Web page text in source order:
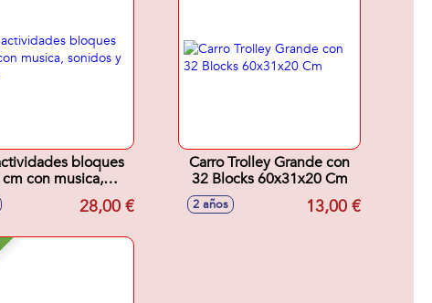
bloques
con musica,
y formas28,00 €
Carro Trolley Grande con
32 Blocks 60x31x20 Cm
2 años 13,00 €